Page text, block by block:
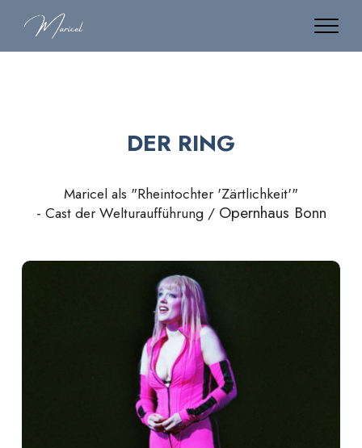
DER RING
Maricel als "Rheintochter 'Zärtlichkeit'"
- Cast der Welturaufführung / Opernhaus Bonn